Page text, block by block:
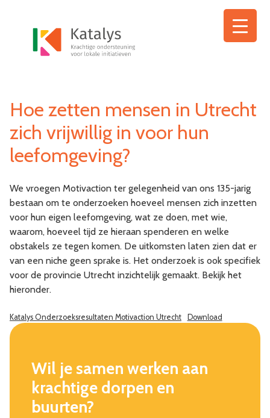
Hoe zetten mensen in Utrecht
zich vrijwillig in voor hun
leefomgeving?
We vroegen Motivaction ter gelegenheid van ons 135-jarig
bestaan om te onderzoeken hoeveel mensen zich inzetten
voor hun eigen leefomgeving, wat ze doen, met wie,
waarom, hoeveel tijd ze hieraan spenderen en welke
obstakels ze tegen komen. De uitkomsten laten zien dat er
van een niche geen sprake is. Het onderzoek is ook specifiek
voor de provincie Utrecht inzichtelijk gemaakt. Bekijk het
hieronder.
Katalys Onderzoeksresultaten Motivaction Utrecht Download
Wil je samen werken aan
krachtige dorpen en
buurten?